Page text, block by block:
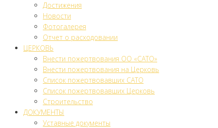
Достижения
Новости
Фотогалерея
Отчет о расходовании
ЦЕРКОВЬ
Внести пожертвования ОО «САТО»
Внести пожертвования на Церковь
Список пожертвовавших САТО
Список пожертвовавших Церковь
Строительство
ДОКУМЕНТЫ
Уставные документы